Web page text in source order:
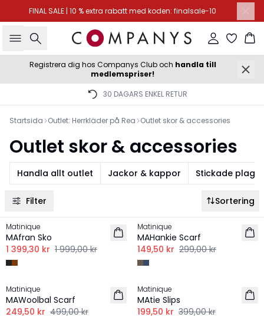
FINAL SALE | 10 % extra rabatt med koden: finalsale-10
Sök Logga in
Registrera dig hos Companys Club och handla till
medlemspriser!
30 DAGARS ENKEL RETUR
Startsida Outlet: Herrkläder på Rea Outlet skor & accessories
Outlet skor & accessories
Handla allt outlet Jackor & kappor Stickade
Filter Sortering
-30%
Matinique
MAfran Sko
1 399,30 kr 1 999,00 kr
Matinique
MAHankie Scarf
149,50 kr 299,00 kr
-50%
Matinique
MAWoolbal Scarf
249,50 kr 499,00 kr
-50%
Matinique
MAtie Slips
199,50 kr 399,00 kr